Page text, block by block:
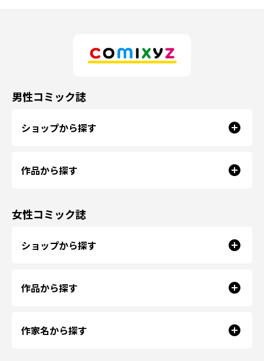
男性コミック誌
ショップから探す
作品から探す
女性コミック誌
ショップから探す
作品から探す
作家名から探す